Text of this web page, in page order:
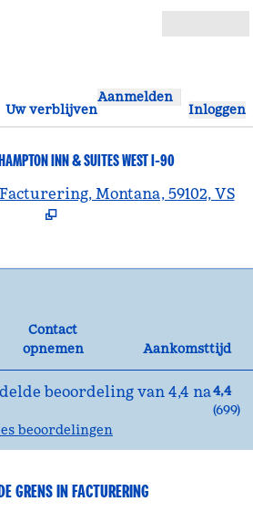
Uw verblijven
Aanmelden
Inloggen
INN & SUITES WEST I-90
Montana, 59102, VS
Contact
opnemen
Contact opnemen
Aankomsttijd
4,4
(699)
beoordelingen
GRENS IN FACTURERING